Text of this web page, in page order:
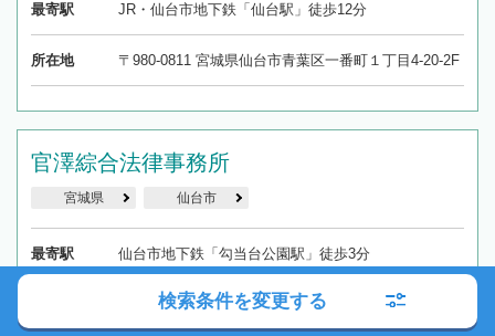
最寄駅 JR・仙台市地下鉄「仙台駅」徒歩12分
所在地 〒980-0811 宮城県仙台市青葉区一番町１丁目4-20-2F
官澤綜合法律事務所
宮城県 仙台市
最寄駅 仙台市地下鉄「勾当台公園駅」徒歩3分
〒980-0802 宮城県仙台市青葉区二日町1番23号 アー
バンネット勾当台ビル10Ｆ
検索条件を変更する